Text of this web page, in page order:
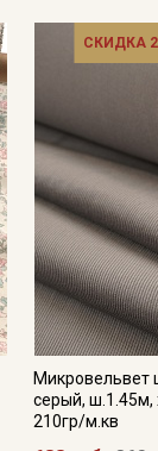
СКИДКА
Микровельвет
серый, ш.1.45м,
210гр/м.кв